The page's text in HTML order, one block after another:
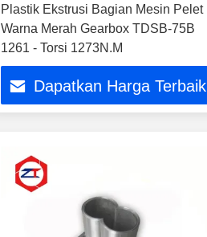
Plastik Ekstrusi Bagian Mesin Pelet
Warna Merah Gearbox TDSB-75B
1261 - Torsi 1273N.M
Dapatkan Harga Terbaik